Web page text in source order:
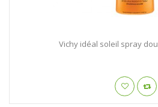
Vichy idéal soleil spray